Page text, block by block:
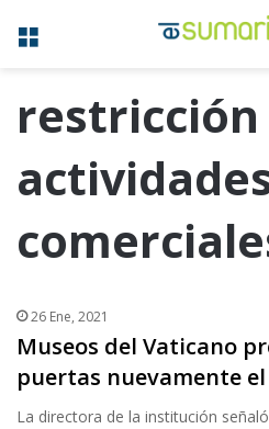
Menú
restricción
26 Ene, 2021
Museos del Vaticano
puertas nuevamente
La directora de la institución